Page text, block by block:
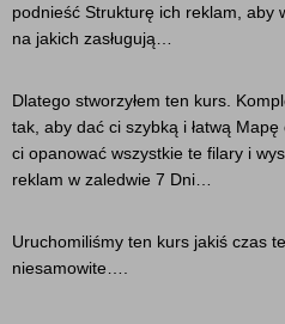
podnieść Strukturę ich reklam, aby
na jakich zasługują…
Dlatego stworzyłem ten kurs.
tak, aby dać ci szybką i łatwą
ci opanować wszystkie te filary i
reklam w zaledwie 7 Dni…
Uruchomiliśmy ten kurs jakiś czas
niesamowite….